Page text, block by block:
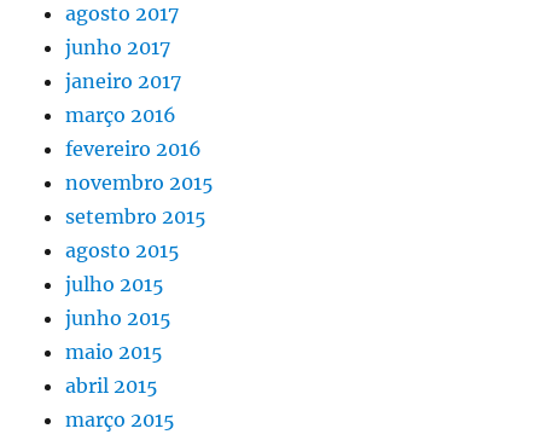
agosto 2017
junho 2017
janeiro 2017
março 2016
fevereiro 2016
novembro 2015
setembro 2015
agosto 2015
julho 2015
junho 2015
maio 2015
abril 2015
março 2015